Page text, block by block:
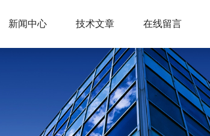
新闻中心 技术文章 在线留言